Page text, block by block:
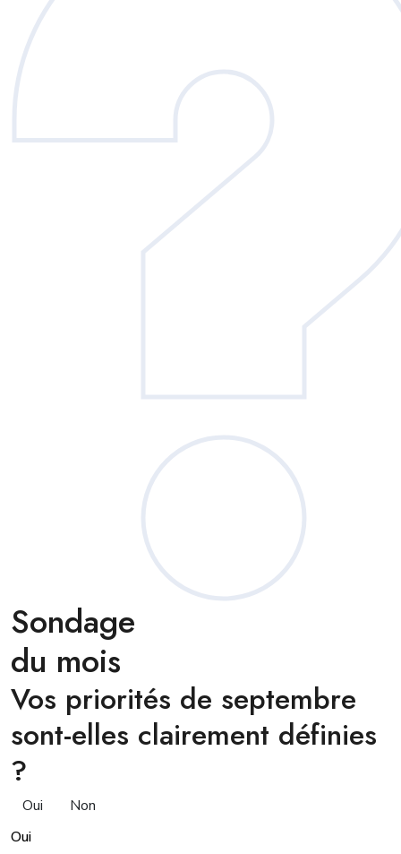
Sondage
du mois
Vos priorités de septembre
sont-elles clairement définies
?
Oui
Non
Oui